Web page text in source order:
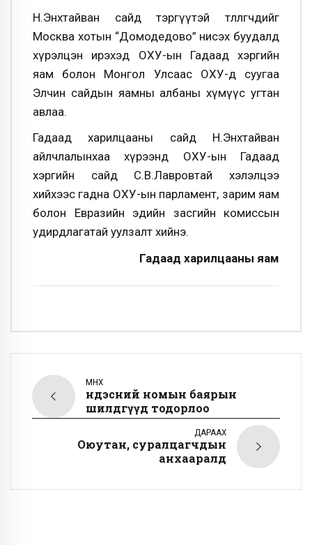
Н.Энхтайван сайд тэргүүтэй төлөөлөгчдийг
Москва хотын “Домодедово” нисэх буудалд
хүрэлцэн ирэхэд ОХУ-ын Гадаад хэргийн
яам болон Монгол Улсаас ОХУ-д суугаа
Элчин сайдын яамны албаны хүмүүс угтан
авлаа.
Гадаад харилцааны сайд Н.Энхтайван
айлчлалынхаа хүрээнд ОХУ-ын Гадаад
хэргийн сайд С.В.Лавровтай хэлэлцээ
хийхээс гадна ОХУ-ын парламент, зарим яам
болон Евразийн эдийн засгийн комиссын
удирдлагатай уулзалт хийнэ.
Гадаад харилцааны яам
ӨМНӨХ
Үндэсний номын баярын
шилдгүүд тодорлоо
ДАРААХ
Оюутан, суралцагчдын
анхааралд